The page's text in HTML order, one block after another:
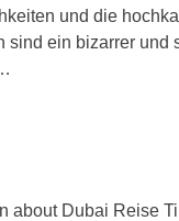
und die
sind ein bizarrer und
about Dubai Reise